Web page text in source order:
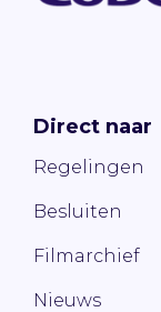
Direct naar
Regelingen
Besluiten
Filmarchief
Nieuws